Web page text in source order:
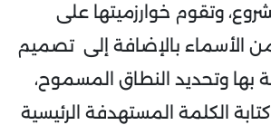
وتقوم خوارزميتها على
الأسماء بالإضافة إلى تصميم
بها وتحديد النطاق المسموح،
الكلمة المستهدفة الرئيسية